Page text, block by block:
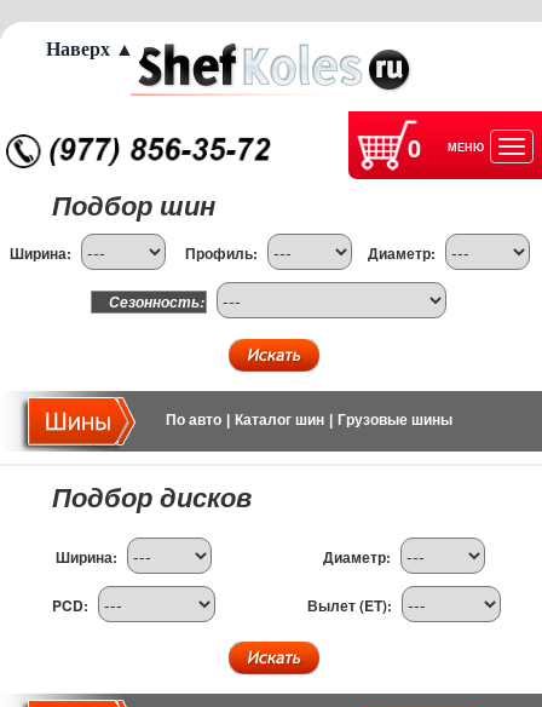
0 МЕНЮ
Подбор шин
Ширина: Профиль: Диаметр:
Сезонность:
По авто Каталог шин Грузовые шины
Подбор дисков
Ширина: Диаметр:
PCD: Вылет (ET):
Наверх ▲